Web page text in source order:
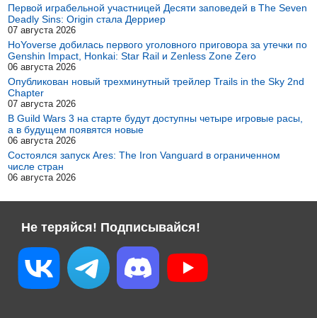
Первой играбельной участницей Десяти заповедей в The Seven
Deadly Sins: Origin стала Дерриер
07 августа 2026
HoYoverse добилась первого уголовного приговора за утечки по
Genshin Impact, Honkai: Star Rail и Zenless Zone Zero
06 августа 2026
Опубликован новый трехминутный трейлер Trails in the Sky 2nd
Chapter
07 августа 2026
В Guild Wars 3 на старте будут доступны четыре игровые расы,
а в будущем появятся новые
06 августа 2026
Состоялся запуск Ares: The Iron Vanguard в ограниченном
числе стран
06 августа 2026
Не теряйся! Подписывайся!